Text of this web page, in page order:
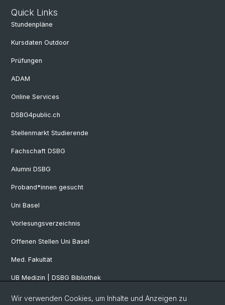
Quick Links
Stundenpläne
Kursdaten Outdoor
Prüfungen
ADAM
Online Services
DSBG4public.ch
Stellenmarkt Studierende
Fachschaft DSBG
Alumni DSBG
Proband*innen gesucht
Uni Basel
Vorlesungsverzeichnis
Offenen Stellen Uni Basel
Med. Fakultät
UB Medizin | DSBG Bibliothek
Wir verwenden Cookies, um Inhalte und Anzeigen zu